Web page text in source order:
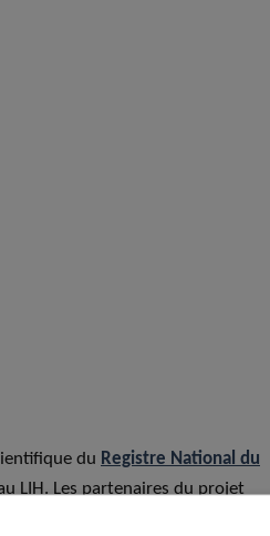
du Registre National du
LIH. Les partenaires du projet